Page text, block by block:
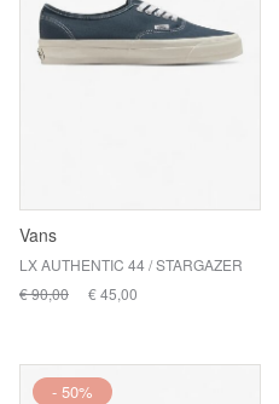
Vans
LX AUTHENTIC 44 / STARGAZER
€ 90,00
€ 45,00
- 50%